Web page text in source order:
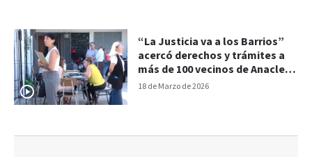
18 de Marzo de 2026
“La Justicia va a los Barrios”
acercó derechos y trámites a
más de 100 vecinos de Anacleto
Medina